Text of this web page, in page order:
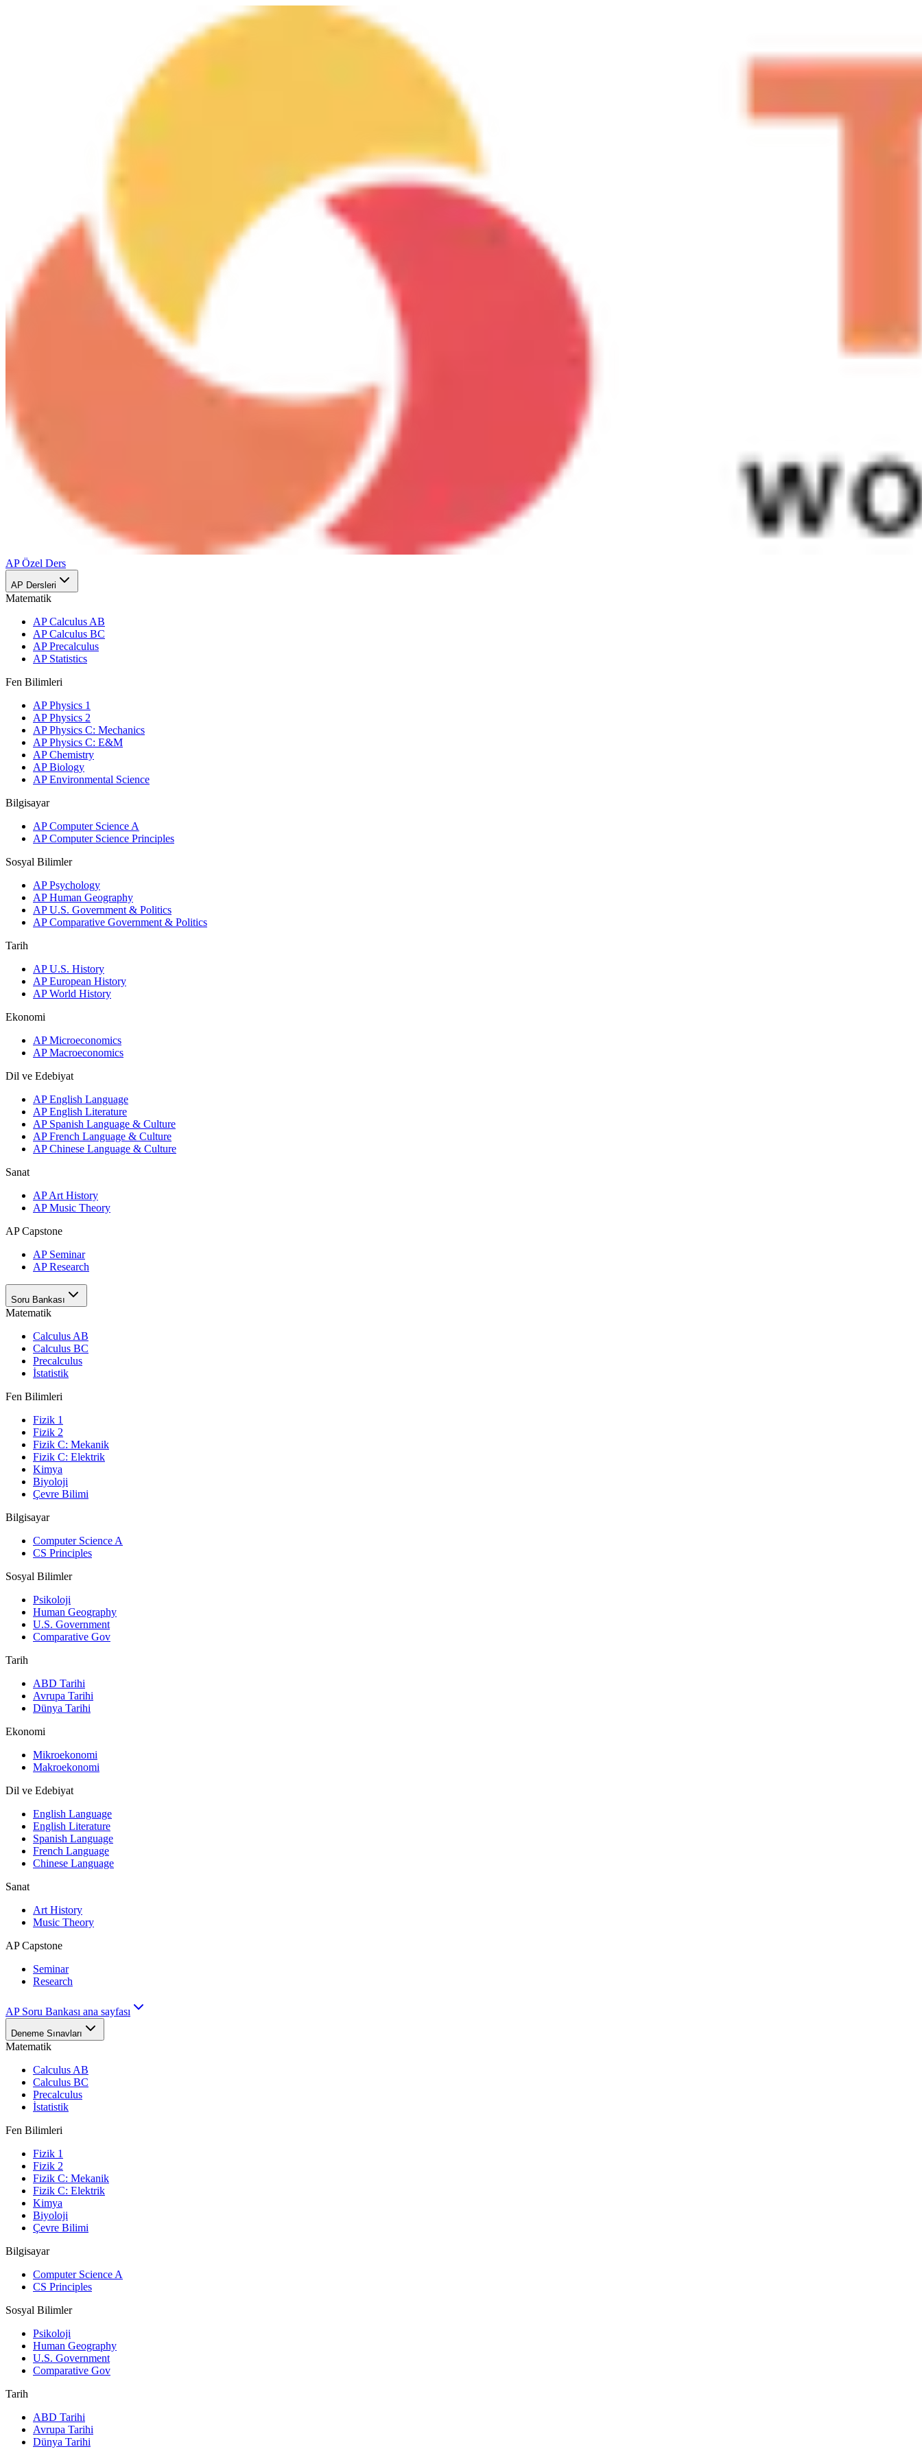
AP Özel Ders
AP Dersleri
Matematik
AP Calculus AB
AP Calculus BC
AP Precalculus
AP Statistics
Fen Bilimleri
AP Physics 1
AP Physics 2
AP Physics C: Mechanics
AP Physics C: E&M
AP Chemistry
AP Biology
AP Environmental Science
Bilgisayar
AP Computer Science A
AP Computer Science Principles
Sosyal Bilimler
AP Psychology
AP Human Geography
AP U.S. Government & Politics
AP Comparative Government & Politics
Tarih
AP U.S. History
AP European History
AP World History
Ekonomi
AP Microeconomics
AP Macroeconomics
Dil ve Edebiyat
AP English Language
AP English Literature
AP Spanish Language & Culture
AP French Language & Culture
AP Chinese Language & Culture
Sanat
AP Art History
AP Music Theory
AP Capstone
AP Seminar
AP Research
Soru Bankası
Matematik
Calculus AB
Calculus BC
Precalculus
İstatistik
Fen Bilimleri
Fizik 1
Fizik 2
Fizik C: Mekanik
Fizik C: Elektrik
Kimya
Biyoloji
Çevre Bilimi
Bilgisayar
Computer Science A
CS Principles
Sosyal Bilimler
Psikoloji
Human Geography
U.S. Government
Comparative Gov
Tarih
ABD Tarihi
Avrupa Tarihi
Dünya Tarihi
Ekonomi
Mikroekonomi
Makroekonomi
Dil ve Edebiyat
English Language
English Literature
Spanish Language
French Language
Chinese Language
Sanat
Art History
Music Theory
AP Capstone
Seminar
Research
AP Soru Bankası ana sayfası
Deneme Sınavları
Matematik
Calculus AB
Calculus BC
Precalculus
İstatistik
Fen Bilimleri
Fizik 1
Fizik 2
Fizik C: Mekanik
Fizik C: Elektrik
Kimya
Biyoloji
Çevre Bilimi
Bilgisayar
Computer Science A
CS Principles
Sosyal Bilimler
Psikoloji
Human Geography
U.S. Government
Comparative Gov
Tarih
ABD Tarihi
Avrupa Tarihi
Dünya Tarihi